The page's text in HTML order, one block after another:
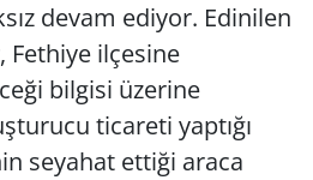
devam ediyor. Edinilen
Fethiye ilçesine
bilgisi üzerine
ticareti yaptığı
seyahat ettiği araca